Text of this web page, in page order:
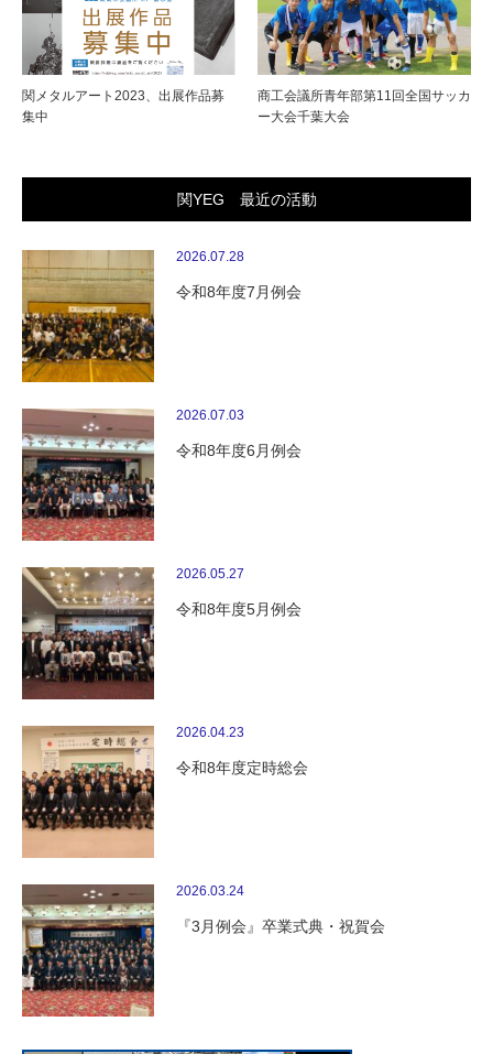
関メタルアート2023、出展作品募
集中
商工会議所青年部第11回全国サッカ
ー大会千葉大会
関YEG 最近の活動
2026.07.28
令和8年度7月例会
2026.07.03
令和8年度6月例会
2026.05.27
令和8年度5月例会
2026.04.23
令和8年度定時総会
2026.03.24
『3月例会』卒業式典・祝賀会